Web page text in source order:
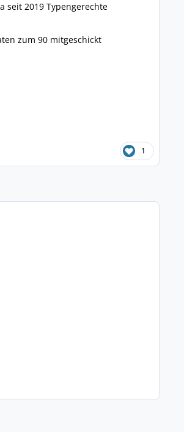
seit 2019 Typengerechte
zum 90 mitgeschickt
1